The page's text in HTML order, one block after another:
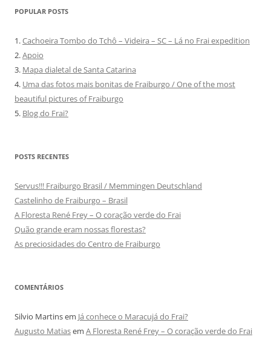
POPULAR POSTS
1.Cachoeira Tombo do Tchô – Videira – SC – Lá no Frai expedition
2.Apoio
3. Mapa dialetal de Santa Catarina
4. Uma das fotos mais bonitas de Fraiburgo / One of the most
beautiful pictures of Fraiburgo
5. Blog do Frai?
POSTS RECENTES
Servus!!! Fraiburgo Brasil / Memmingen Deutschland
Castelinho de Fraiburgo – Brasil
A Floresta René Frey – O coração verde do Frai
Quão grande eram nossas florestas?
As preciosidades do Centro de Fraiburgo
COMENTÁRIOS
Silvio Martinsem Já conhece o Maracujá do Frai?
Augusto Matiasem A Floresta René Frey – O coração verde do Frai